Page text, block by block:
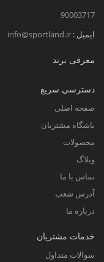
90003717
ایمیل : info@sportland.ir
معرفی برند
دسترسی سریع
صفحه اصلی
باشگاه مشتریان
محصولات
وبلاگ
تماس با ما
آدرس شعب
درباره ما
خدمات مشتریان
سوالات متداول